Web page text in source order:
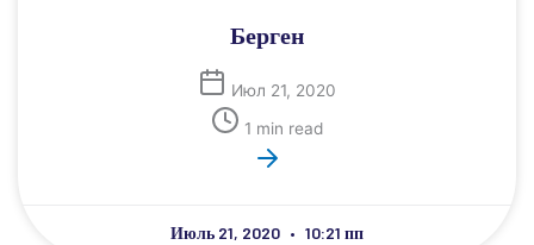
Берген
Июл 21, 2020
1 min read
Июль 21, 2020 10:21 пп